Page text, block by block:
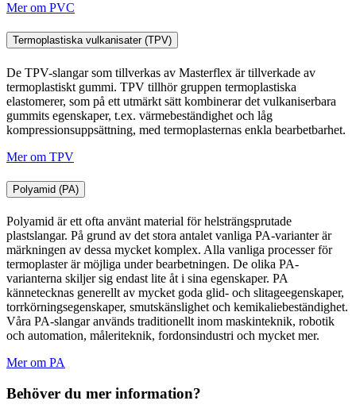
Mer om PVC
Termoplastiska vulkanisater (TPV)
De TPV-slangar som tillverkas av Masterflex är tillverkade av
termoplastiskt gummi. TPV tillhör gruppen termoplastiska
elastomerer, som på ett utmärkt sätt kombinerar det vulkaniserbara
gummits egenskaper, t.ex. värmebeständighet och låg
kompressionsuppsättning, med termoplasternas enkla bearbetbarhet.
Mer om TPV
Polyamid (PA)
Polyamid är ett ofta använt material för helsträngsprutade
plastslangar. På grund av det stora antalet vanliga PA-varianter är
märkningen av dessa mycket komplex. Alla vanliga processer för
termoplaster är möjliga under bearbetningen. De olika PA-
varianterna skiljer sig endast lite åt i sina egenskaper. PA
kännetecknas generellt av mycket goda glid- och slitageegenskaper,
torrkörningsegenskaper, smutskänslighet och kemikaliebeständighet.
Våra PA-slangar används traditionellt inom maskinteknik, robotik
och automation, måleriteknik, fordonsindustri och mycket mer.
Mer om PA
Behöver du mer information?